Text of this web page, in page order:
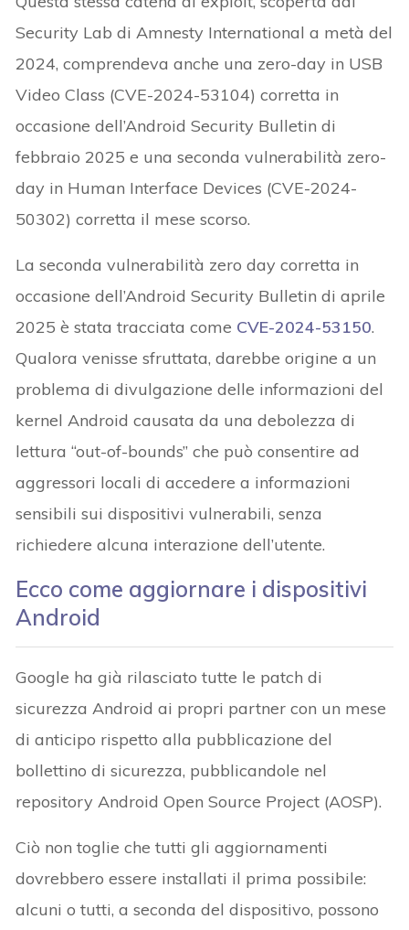
Security Lab di Amnesty International a metà del
2024, comprendeva anche una zero-day in USB
Video Class (CVE-2024-53104) corretta in
occasione dell’Android Security Bulletin di
febbraio 2025 e una seconda vulnerabilità zero-
day in Human Interface Devices (CVE-2024-
50302) corretta il mese scorso.
La seconda vulnerabilità zero day corretta in
occasione dell’Android Security Bulletin di aprile
2025 è stata tracciata come CVE-2024-53150.
Qualora venisse sfruttata, darebbe origine a un
problema di divulgazione delle informazioni del
kernel Android causata da una debolezza di
lettura “out-of-bounds” che può consentire ad
aggressori locali di accedere a informazioni
sensibili sui dispositivi vulnerabili, senza
richiedere alcuna interazione dell’utente.
Ecco come aggiornare i dispositivi
Android
Google ha già rilasciato tutte le patch di
sicurezza Android ai propri partner con un mese
di anticipo rispetto alla pubblicazione del
bollettino di sicurezza, pubblicandole nel
repository Android Open Source Project (AOSP).
Ciò non toglie che tutti gli aggiornamenti
dovrebbero essere installati il prima possibile:
alcuni o tutti, a seconda del dispositivo, possono